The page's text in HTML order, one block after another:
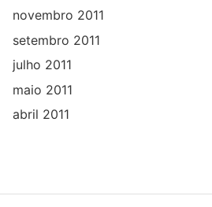
novembro 2011
setembro 2011
julho 2011
maio 2011
abril 2011